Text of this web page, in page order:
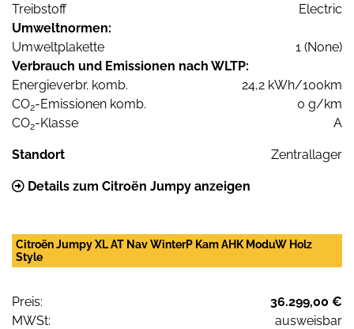
Treibstoff
Electric
Umweltnormen:
Umweltplakette
1 (None)
Verbrauch und Emissionen nach WLTP:
Energieverbr. komb.
24,2 kWh/100km
CO2-Emissionen komb.
0 g/km
CO2-Klasse A
Standort Zentrallager
Details zum Citroën Jumpy anzeigen
Citroën Jumpy XL AT Nav WinterP Kam AHK ModuW Holz
Style
Preis:
36.299,00 €
MWSt:
ausweisbar